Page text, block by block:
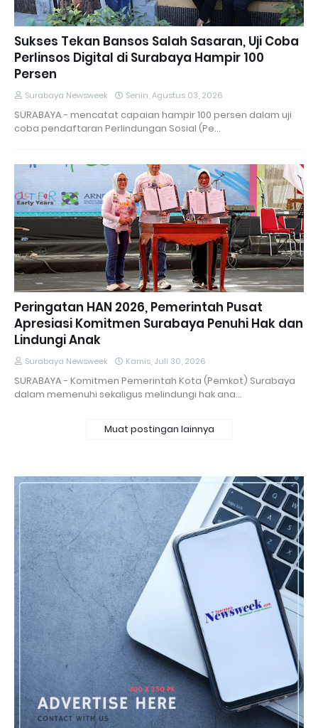
Sukses Tekan Bansos Salah Sasaran, Uji Coba
Perlinsos Digital di Surabaya Hampir 100
Persen
Surabaya Newsweek Senin, Agustus 03, 2026
SURABAYA - mencatat capaian hampir 100 persen dalam uji
coba pendaftaran Perlindungan Sosial (Pe…
Peringatan HAN 2026, Pemerintah Pusat
Apresiasi Komitmen Surabaya Penuhi Hak dan
Lindungi Anak
Surabaya Newsweek Kamis, Juli 30, 2026
SURABAYA - Komitmen Pemerintah Kota (Pemkot) Surabaya
dalam memenuhi sekaligus melindungi hak ana…
Muat postingan lainnya